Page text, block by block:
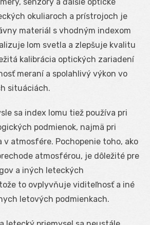
okuliaroch a prístrojoch je
materiál s vhodným indexom
lom svetla a zlepšuje kvalitu
kalibrácia optických zariadení
meraní a spolahlivý výkon vo
situáciách.
sa index lomu tiež používa pri
podmienok, najmä pri
atmosfére. Pochopenie toho, ako
atmosférou, je dôležité pre
a iných leteckých
to ovplyvňuje viditeľnosť a iné
letových podmienkach.